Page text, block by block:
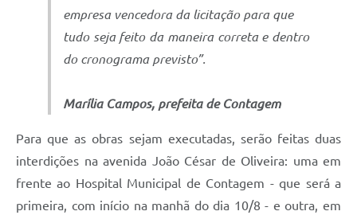
empresa vencedora da licitação para que
tudo seja feito da maneira correta e dentro
do cronograma previsto”.
Marília Campos, prefeita de Contagem
Para que as obras sejam executadas, serão feitas duas
interdições na avenida João César de Oliveira: uma em
frente ao Hospital Municipal de Contagem - que será a
primeira, com início na manhã do dia 10/8 - e outra, em